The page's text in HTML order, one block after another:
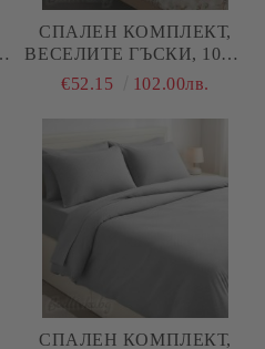
СПАЛЕН КОМПЛЕКТ,
ВЕСЕЛИТЕ ГЪСКИ, 100%
НАТУРАЛЕН ПАМУК
€52.15 102.00лв.
СПАЛЕН КОМПЛЕКТ,